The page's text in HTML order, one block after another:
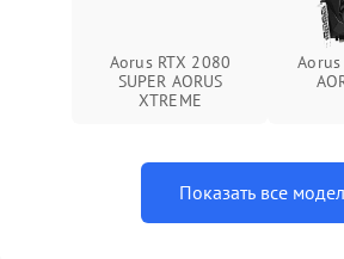
Aorus RTX 2080
SUPER AORUS
XTREME
Показать все